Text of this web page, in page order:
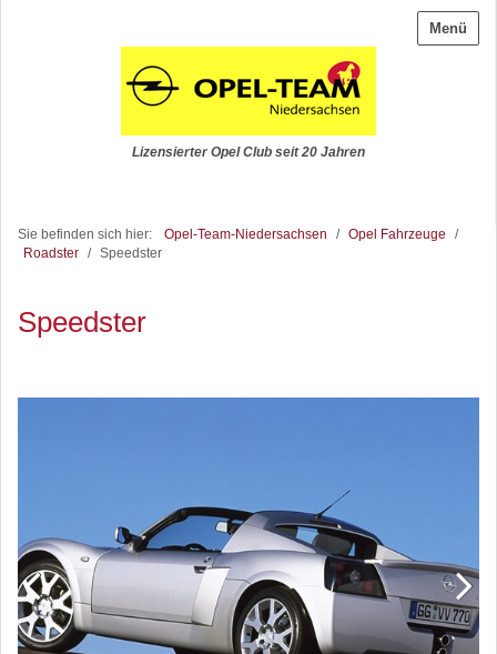
Menü
Lizensierter Opel Club seit 20 Jahren
Sie befinden sich hier: Opel-Team-Niedersachsen / Opel Fahrzeuge
/
Roadster
/ Speedster
Speedster